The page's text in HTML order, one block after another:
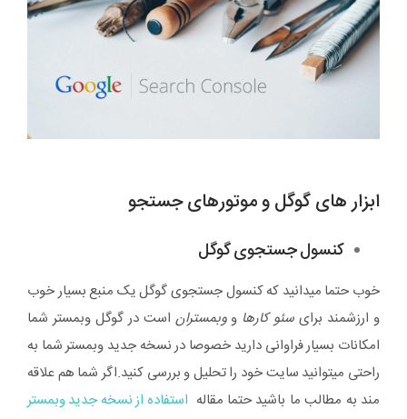
ابزار های گوگل و موتورهای جستجو
کنسول جستجوی گوگل
خوب حتما میدانید که کنسول جستجوی گوگل یک منبع بسیار خوب
و ارزشمند برایسئو کارها ووبمستران است در گوگل وبمستر شما
امکانات بسیار فراوانی دارید خصوصا در نسخه جدید وبمستر شما به
راحتی میتوانید سایت خود را تحلیل و بررسی کنید.اگر شما هم علاقه
مند به مطالب ما باشید حتما مقاله استفاده از نسخه جدید وبمستر